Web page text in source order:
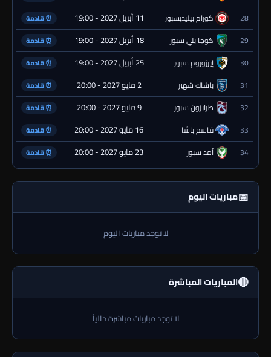
28 كورام بيليديسبور 11 أبريل 2027 - 19:00 ⏰ قادمة
29 كوجا يلي سبور 18 أبريل 2027 - 19:00 ⏰ قادمة
30 إيرزوروم سبور 25 أبريل 2027 - 19:00 ⏰ قادمة
31 باشاك شهير 2 مايو 2027 - 20:00 ⏰ قادمة
32 طرابزون سبور 9 مايو 2027 - 20:00 ⏰ قادمة
33 قاسم باشا 16 مايو 2027 - 20:00 ⏰ قادمة
34 آمد سبور 23 مايو 2027 - 20:00 ⏰ قادمة
📅مباريات اليوم
لا توجد مباريات اليوم
🔴المباريات المباشرة
لا توجد مباريات مباشرة حالياً